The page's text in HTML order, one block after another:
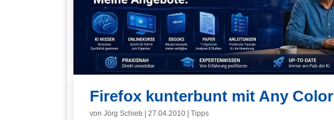
Firefox kunterbunt mit Any Color
von Jörg Schieb 27.04.2010 Tipps